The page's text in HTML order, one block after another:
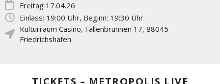
Freitag 17.04.26
Einlass: 19:00 Uhr, Beginn: 19:30 Uhr
Kulturraum Casino, Fallenbrunnen 17, 88045
Friedrichshafen
TICKETS – METROPOLIS LIVE